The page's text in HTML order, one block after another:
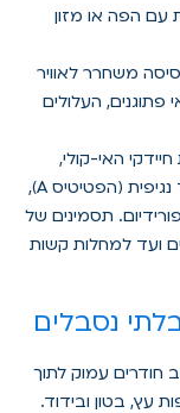
עם הפה או מזון
משחרר לאוויר
פתוגנים, העלולים
האי-קולי,
סלמונלה, שיגלה, וירוסים הגורמים לדלקת כבד נגיפית (הפטיטיס A),
תסמינים של
ועד למחלות קשות
נסבלים
חודרים עמוק לתוך
עץ, בטון ובידוד.